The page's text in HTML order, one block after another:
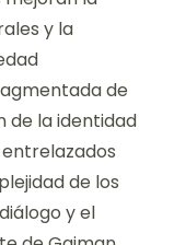
y la
de
de la identidad
de los
y el